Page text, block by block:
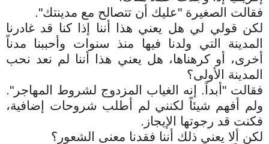
فقالت الصغيرة "عليك أن تتصالح مع مدينتك".
لكن قولي لي هل يعني هذا أننا إذا كنا قد غادرنا
المدينة التي ولدنا فيها منذ سنوات وأحببنا مدناً
أخرى، أو كرهناها، هل يعني هذا أننا لم نعد نحب
المدينة الأولى؟
فقالت "أبداً. إنه الغياب المزدوج لشروط المهاجر".
ولم أفهم شيئاً لكنني لم أطلب شروحات إضافية،
فكنت قد رجوتها الإيجاز.
لكن ألا يعني ذلك أننا فقدنا معنى الشعور؟